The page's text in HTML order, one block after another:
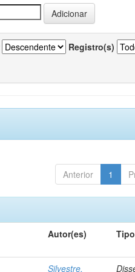
Registro(s)
Anterior 1
Autor(es) Tipo
Silvestre,